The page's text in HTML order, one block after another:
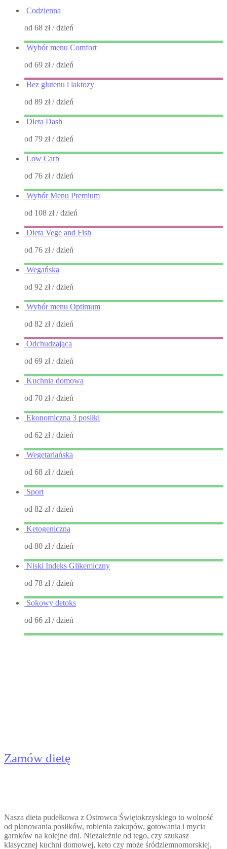
Codzienna
od 68 zł/ dzień
Wybór menu Comfort
od 69 zł/ dzień
Bez glutenu i laktozy
od 89 zł/ dzień
Dieta Dash
od 79 zł/ dzień
Low Carb
od 76 zł/ dzień
Wybór Menu Premium
od 108 zł/ dzień
Dieta Vege and Fish
od 76 zł/ dzień
Wegańska
od 92 zł/ dzień
Wybór menu Optimum
od 82 zł/ dzień
Odchudzająca
od 69 zł/ dzień
Kuchnia domowa
od 70 zł/ dzień
Ekonomiczna 3 posiłki
od 62 zł/ dzień
Wegetariańska
od 68 zł/ dzień
Sport
od 82 zł/ dzień
Ketogeniczna
od 80 zł/ dzień
Niski Indeks Glikemiczny
od 78 zł/ dzień
Sokowy detoks
od 66 zł/ dzień
Zamów dietę
Nasza dieta pudełkowa z Ostrowca Świętokrzyskiego to wolność
od planowania posiłków, robienia zakupów, gotowania i mycia
garnków na kolejne dni. Niezależnie od tego, czy szukasz
klasycznej kuchni domowej, keto czy może śródziemnomorskiej,